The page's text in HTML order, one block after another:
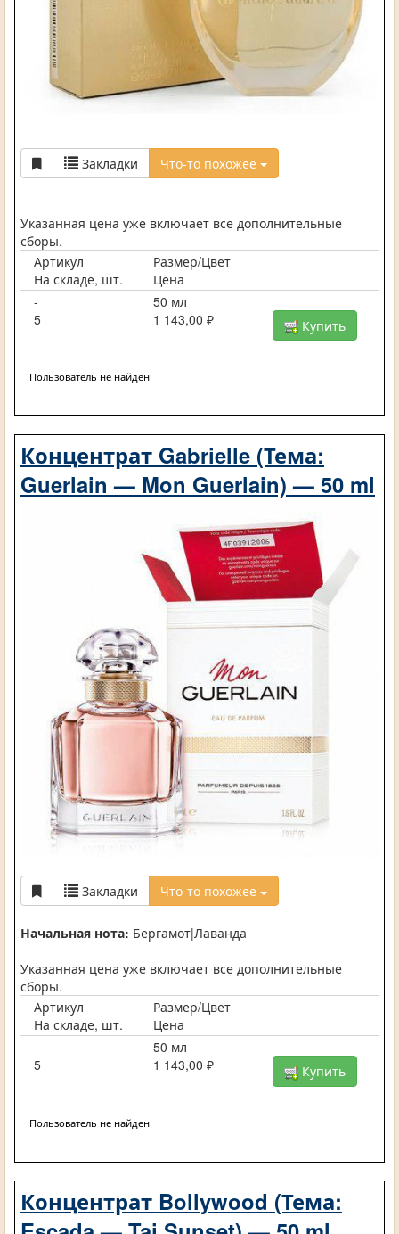
Закладки Что-то похожее
Указанная цена уже включает все дополнительные
сборы.
Артикул
Размер/Цвет
На складе, шт.
Цена
-
50 мл
5
1 143,00 ₽ Купить
Пользователь не найден
Концентрат Gabrielle (Тема:
Guerlain — Mon Guerlain) — 50 ml
Закладки Что-то похожее
Начальная нота: Бергамот|Лаванда
Указанная цена уже включает все дополнительные
сборы.
Артикул
Размер/Цвет
На складе, шт.
Цена
-
50 мл
5
1 143,00 ₽ Купить
Пользователь не найден
Концентрат Bollywood (Тема: